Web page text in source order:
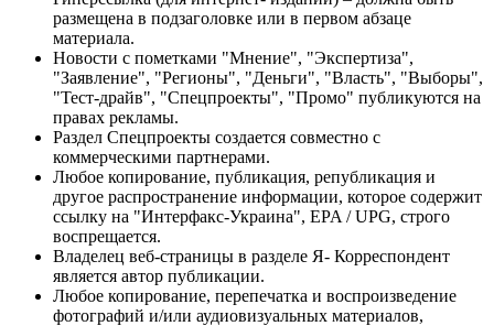
размещена в подзаголовке или в первом абзаце
материала.
Новости с пометками "Мнение", "Экспертиза",
"Заявление", "Регионы", "Деньги", "Власть", "Выборы",
"Тест-драйв", "Спецпроекты", "Промо" публикуются на
правах рекламы.
Раздел Спецпроекты создается совместно с
коммерческими партнерами.
Любое копирование, публикация, републикация и
другое распространение информации, которое содержит
ссылку на "Интерфакс-Украина", EPA / UPG, строго
воспрещается.
Владелец веб-страницы в разделе Я- Корреспондент
является автор публикации.
Любое копирование, перепечатка и воспроизведение
фотографий и/или аудиовизуальных материалов,